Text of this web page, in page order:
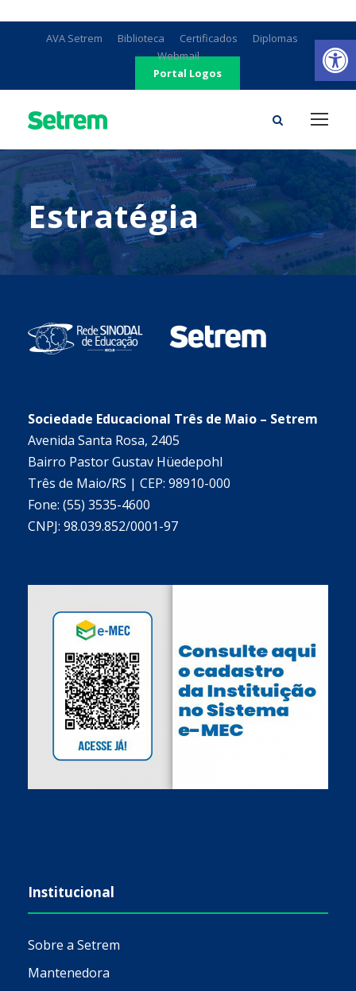
AVA Setrem Biblioteca Certificados
Diplomas
Webmail
Portal Logos
Estratégia
Sociedade Educacional Três de Maio – Setrem
Avenida Santa Rosa, 2405
Bairro Pastor Gustav Hüedepohl
Três de Maio/RS | CEP: 98910-000
Fone: (55) 3535-4600
CNPJ: 98.039.852/0001-97
Institucional
Sobre a Setrem
Mantenedora